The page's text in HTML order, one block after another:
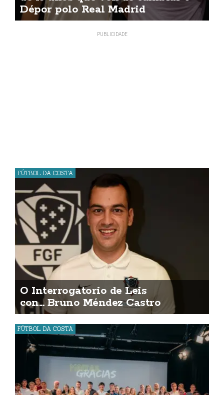
Dépor polo Real Madrid
FÚTBOL DA COSTA
O Interrogatorio de Leis
con... Bruno Méndez Castro
FÚTBOL DA COSTA